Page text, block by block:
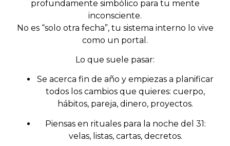
profundamente simbólico para tu mente
inconsciente.
No es “solo otra fecha”, tu sistema interno lo vive
como un portal.
Lo que suele pasar:
Se acerca fin de año y empiezas a planificar
todos los cambios que quieres: cuerpo,
hábitos, pareja, dinero, proyectos.
Piensas en rituales para la noche del 31:
velas, listas, cartas, decretos.